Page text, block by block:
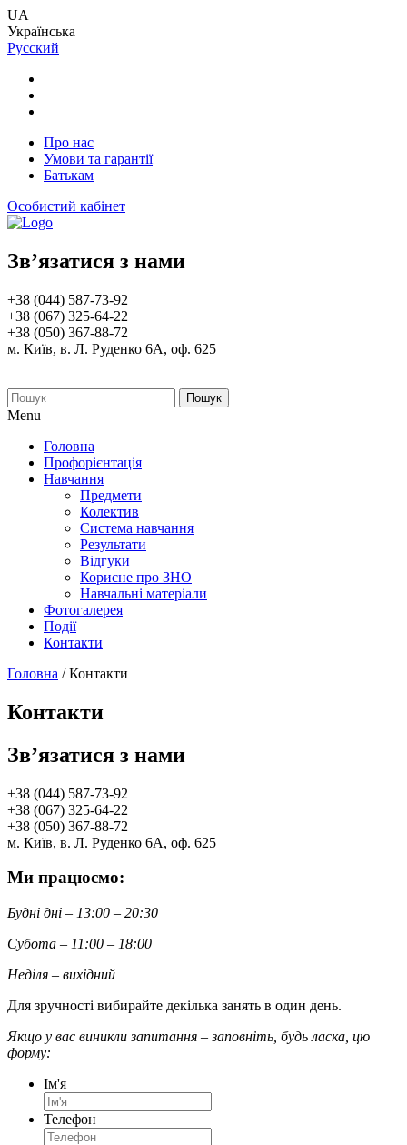
UA
Українська
Русский
Про нас
Умови та гарантії
Батькам
Особистий кабінет
Зв’язатися з нами
+38 (044) 587-73-92
+38 (067) 325-64-22
+38 (050) 367-88-72
м. Київ, в. Л. Руденко 6А, оф. 625
Пошук
Menu
Головна
Профорієнтація
Навчання
Предмети
Колектив
Система навчання
Результати
Відгуки
Корисне про ЗНО
Навчальні матеріали
Фотогалерея
Події
Контакти
Головна /Контакти
Контакти
Зв’язатися з нами
+38 (044) 587-73-92
+38 (067) 325-64-22
+38 (050) 367-88-72
м. Київ, в. Л. Руденко 6А, оф. 625
Ми працюємо:
Будні дні – 13:00 – 20:30
Субота – 11:00 – 18:00
Неділя – вихідний
Для зручності вибирайте декілька занять в один день.
Якщо у вас виникли запитання – заповніть, будь ласка, цю
форму:
Ім'я
Телефон